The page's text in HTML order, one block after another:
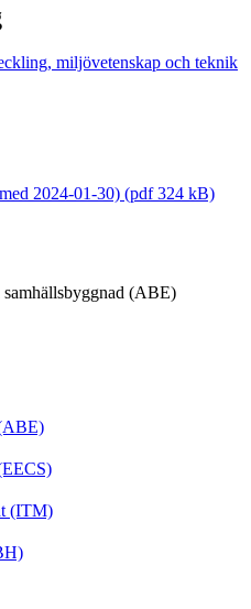
miljövetenskap och teknik
2024-01-30) (pdf 324 kB)
(ABE)
(ITM)